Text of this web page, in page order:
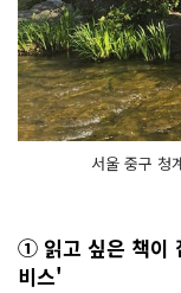
서울 중구 청
① 읽고 싶은 책이
비스'